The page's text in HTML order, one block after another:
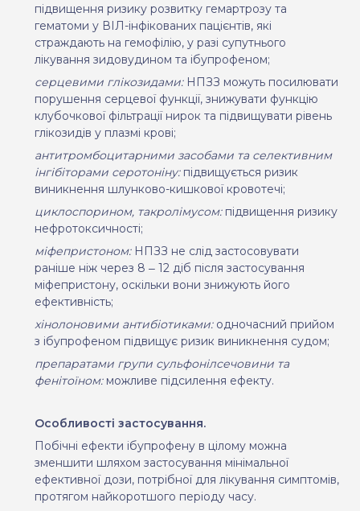
підвищення ризику розвитку гемартрозу та
гематоми у ВІЛ-інфікованих пацієнтів, які
страждають на гемофілію, у разі супутнього
лікування зидовудином та ібупрофеном;
серцевими глікозидами: НПЗЗ можуть посилювати
порушення серцевої функції, знижувати функцію
клубочкової фільтрації нирок та підвищувати рівень
глікозидів у плазмі крові;
антитромбоцитарними засобами та селективним
інгібіторами серотоніну: підвищується ризик
виникнення шлунково-кишкової кровотечі;
циклоспорином, такролімусом: підвищення ризику
нефротоксичності;
міфепристоном: НПЗЗ не слід застосовувати
раніше ніж через 8 ‒ 12 діб після застосування
міфепристону, оскільки вони знижують його
ефективність;
хінолоновими антибіотиками: одночасний прийом
з ібупрофеном підвищує ризик виникнення судом;
препаратами групи сульфонілсечовини та
фенітоїном:можливе підсилення ефекту.
Особливості застосування.
Побічні ефекти ібупрофену в цілому можна
зменшити шляхом застосування мінімальної
ефективної дози, потрібної для лікування симптомів,
протягом найкоротшого періоду часу.